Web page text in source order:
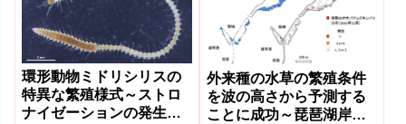
環形動物ミドリシリスの
特異な繁殖様式～ストロ
ナイゼーションの発生過
外来種の水草の繁殖条件
を波の高さから予測する
ことに成功～琵琶湖岸に